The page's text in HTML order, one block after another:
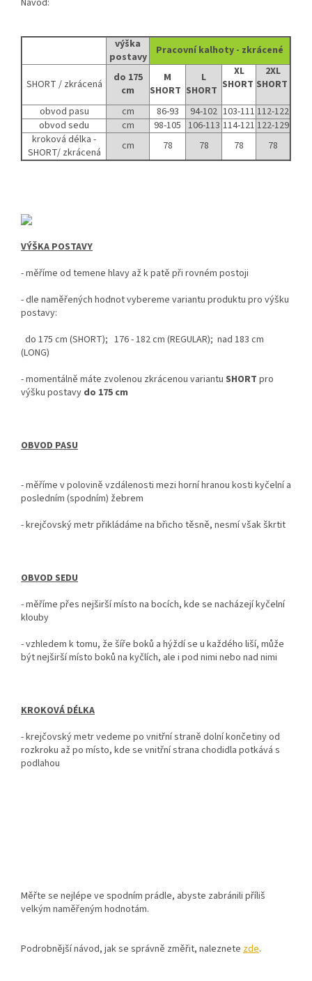
Návod:
výška
postavy
Pracovní kalhoty - zkrácené
SHORT / zkrácená
do 175
cm
M
SHORT
L
SHORT
XL
SHORT
2XL
SHORT
obvod pasu
cm 86-93 94-102 103-111 112-122
obvod sedu
cm 98-105 106-113 114-121 122-129
kroková délka -
SHORT/ zkrácená
cm 78 78 78 78
VÝŠKA POSTAVY
- měříme od temene hlavy až k patě při rovném postoji
-dle naměřených hodnot vybereme variantu produktu pro výšku
postavy:
do 175 cm (SHORT); 176 - 182 cm (REGULAR); nad 183 cm
(LONG)
-momentálně máte zvolenou zkrácenou variantu SHORT pro
výšku postavy do 175 cm
OBVOD PASU
- měříme v polovině vzdálenosti mezi horní hranou kosti kyčelní a
posledním (spodním) žebrem
- krejčovský metrpřikládáme na břicho těsně, nesmí však škrtit
OBVOD SEDU
-měříme přes nejširší místo na bocích, kde se nacházejí kyčelní
klouby
- vzhledem k tomu, že šíře boků a hýždí se u každého liší, může
být nejširší místo boků na kyčlích, ale i pod nimi nebo nad nimi
KROKOVÁ DÉLKA
-krejčovský metr vedeme po vnitřní straně dolní končetiny od
rozkroku až po místo, kde se vnitřní strana chodidla potkává s
podlahou
Měřte se nejlépe ve spodním prádle, abyste zabránili příliš
velkým naměřeným hodnotám.
Podrobnější návod, jak se správně změřit, naleznete zde.